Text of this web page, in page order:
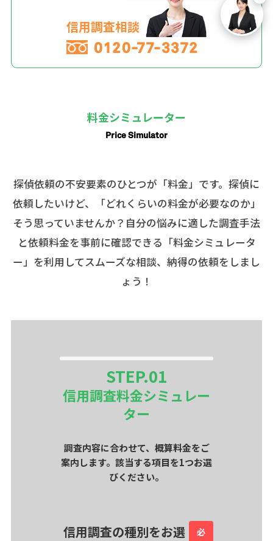
信用調査相談
0120-77-3372
料金シミュレーター
Price Simulator
探偵依頼の不安要素のひとつが「料金」です。探偵に
依頼したいけど、「どれくらいの料金が必要なのか」
そう思っていませんか？自分の悩みに適した調査手法
と依頼料金を事前に確認できる「料金シミュレータ
ー」を利用してスムーズな相談、納得の依頼をしまし
ょう！
STEP.01
信用調査料金シミュレー
ター
調査内容に合わせて、概算料金をご
案内します。該当する項目を1つお選
びください。
信用調査の種別をお選
必